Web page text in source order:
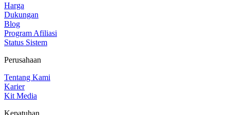
Harga
Dukungan
Blog
Program Afiliasi
Status Sistem
Perusahaan
Tentang Kami
Karier
Kit Media
Kepatuhan